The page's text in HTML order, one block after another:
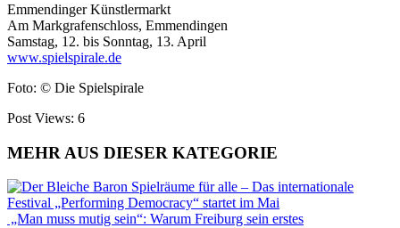
Emmendinger Künstlermarkt
Am Markgrafenschloss, Emmendingen
Samstag, 12. bis Sonntag, 13. April
www.spielspirale.de
Foto: © Die Spielspirale
Post Views: 6
MEHR AUS DIESER KATEGORIE
Spielräume für alle – Das internationale
Festival „Performing Democracy“ startet im Mai
„Man muss mutig sein“: Warum Freiburg sein erstes